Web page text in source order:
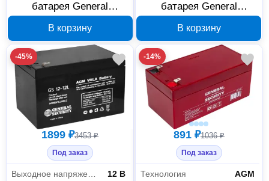
батарея General
33 Ач
В корзину
батарея General
18 Ач
В корзину
-45%
1899 ₽3453 ₽
Под заказ
Выходное напряжение
12 В
-14%
891 ₽1036 ₽
Под заказ
Технология
AGM